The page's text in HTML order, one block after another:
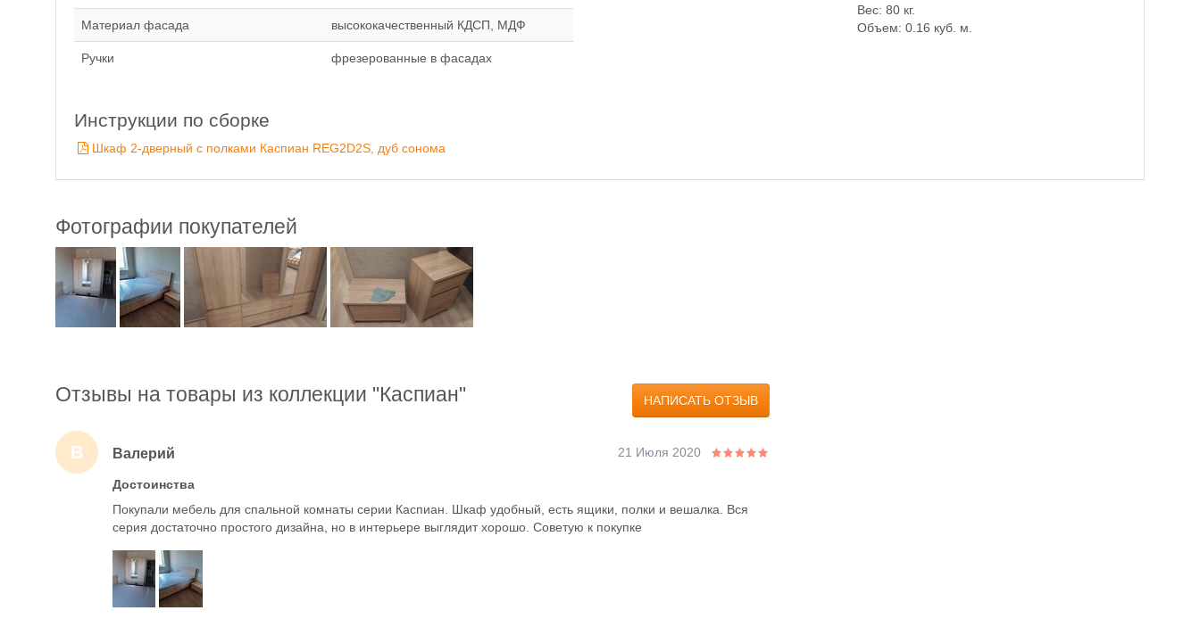
Материал фасада высококачественный КДСП, МДФ
Ручки фрезерованные в фасадах
Вес: 80 кг.
Объем: 0.16 куб. м.
Инструкции по сборке
Шкаф 2-дверный с полками Каспиан REG2D2S, дуб сонома
Фотографии покупателей
Отзывы на товары из коллекции "Каспиан" НАПИСАТЬ ОТЗЫВ
В Валерий 21 Июля 2020
Достоинства
Покупали мебель для спальной комнаты серии Каспиан. Шкаф удобный, есть ящики, полки и вешалка. Вся
серия достаточно простого дизайна, но в интерьере выглядит хорошо. Советую к покупке